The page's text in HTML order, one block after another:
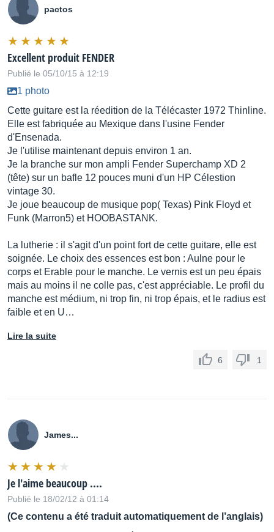
pactos
Excellent produit FENDER
Publié le 05/10/15 à 12:19
1 photo
Cette guitare est la réedition de la Télécaster 1972 Thinline.
Elle est fabriquée au Mexique dans l'usine Fender
d'Ensenada.
Je l'utilise maintenant depuis environ 1 an.
Je la branche sur mon ampli Fender Superchamp XD 2
(tête) sur un bafle 12 pouces muni d'un HP Célestion
vintage 30.
Je joue beaucoup de musique pop( Texas) Pink Floyd et
Funk (Marron5) et HOOBASTANK.
La lutherie : il s'agit d'un point fort de cette guitare, elle est
soignée. Le choix des essences est bon : Aulne pour le
corps et Erable pour le manche. Le vernis est un peu épais
mais au moins il ne colle pas, c'est appréciable. Le profil du
manche est médium, ni trop fin, ni trop épais, et le radius est
faible et en U…
Lire la suite
6 1
James...
Je l'aime beaucoup ....
Publié le 18/02/12 à 01:14
(Ce contenu a été traduit automatiquement de l’anglais)